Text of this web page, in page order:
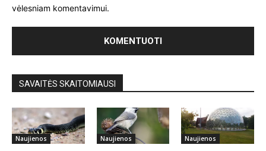
vėlesniam komentavimui.
SAVAITĖS SKAITOMIAUSI
Naujienos Naujienos Naujienos